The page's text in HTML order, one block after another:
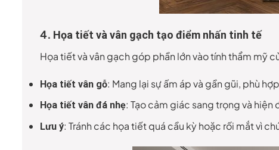
4. Họa tiết và vân gạch tạo điểm nhấn tinh tế
Họa tiết và vân gạch góp phần lớn vào tính thẩm mỹ
Họa tiết vân gỗ: Mang lại sự ấm áp và gần gũi, phù
Họa tiết vân đá nhẹ: Tạo cảm giác sang trọng và
Lưu ý: Tránh các họa tiết quá cầu kỳ hoặc rối mắt vì